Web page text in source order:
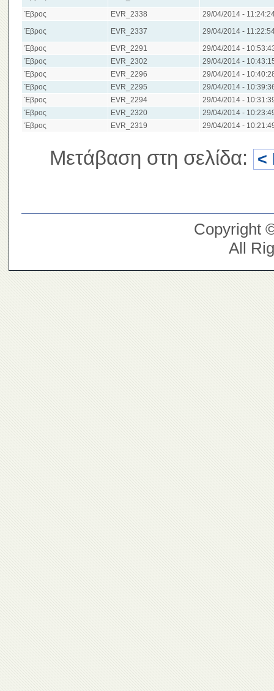
Έβρος
EVR_2338
29/04/2014 -
Έβρος
EVR_2337
29/04/2014 -
Έβρος
EVR_2291
29/04/2014 -
Έβρος
EVR_2302
29/04/2014 -
Έβρος
EVR_2296
29/04/2014 -
Έβρος
EVR_2295
29/04/2014 -
Έβρος
EVR_2294
29/04/2014 -
Έβρος
EVR_2320
29/04/2014 -
Έβρος
EVR_2319 29/04/2014 -
Μετάβαση στη σελίδα: <
Copyright
All